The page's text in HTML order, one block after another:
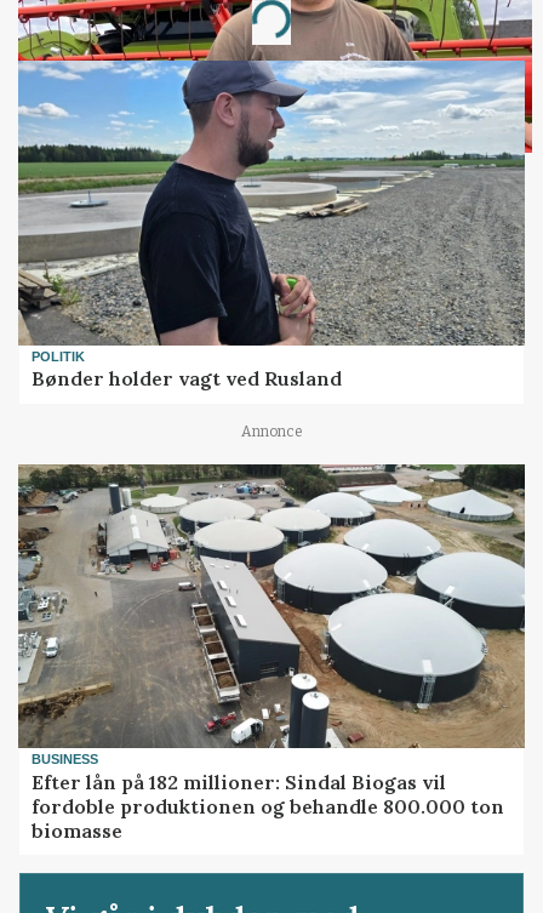
Loading...
POLITIK
Bønder holder vagt ved Rusland
Annonce
BUSINESS
Efter lån på 182 millioner: Sindal Biogas vil
fordoble produktionen og behandle 800.000 ton
biomasse